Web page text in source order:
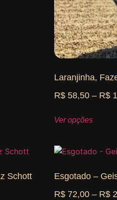
Laranjinha,
R$ 58,50 – R$
Ver opções
Schott
Esgotado –
R$ 72,00 – R$